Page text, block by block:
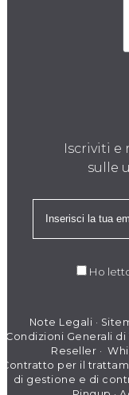
Iscriviti
sulle
Ho
Note Legali ·
Condizioni Generali di
Reseller ·
Contratto per il
di gestione e di